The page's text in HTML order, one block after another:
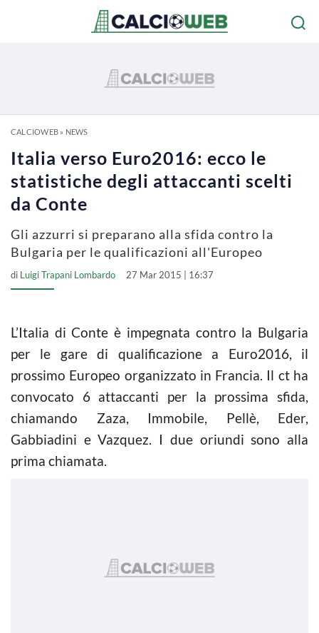
CALCIOWEB» NEWS
Italia verso Euro2016: ecco le
statistiche degli attaccanti scelti
da Conte
Gli azzurri si preparano alla sfida contro la
Bulgaria per le qualificazioni all'Europeo
di Luigi Trapani Lombardo 27 Mar 2015 | 16:37
L’Italia di Conte è impegnata contro la Bulgaria
per le gare di qualificazione a Euro2016, il
prossimo Europeo organizzato in Francia. Il ct ha
convocato 6 attaccanti per la prossima sfida,
chiamando Zaza, Immobile, Pellè, Eder,
Gabbiadini e Vazquez. I due oriundi sono alla
prima chiamata.